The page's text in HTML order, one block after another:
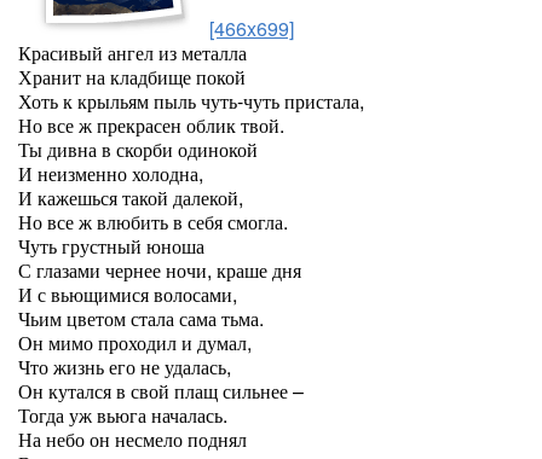
[466x699]
Красивый ангел из металла
Хранит на кладбище покой
Хоть к крыльям пыль чуть-чуть пристала,
Но все ж прекрасен облик твой.
Ты дивна в скорби одинокой
И неизменно холодна,
И кажешься такой далекой,
Но все ж влюбить в себя смогла.
Чуть грустный юноша
С глазами чернее ночи, краше дня
И с вьющимися волосами,
Чьим цветом стала сама тьма.
Он мимо проходил и думал,
Что жизнь его не удалась,
Он кутался в свой плащ сильнее –
Тогда уж вьюга началась.
На небо он несмело поднял